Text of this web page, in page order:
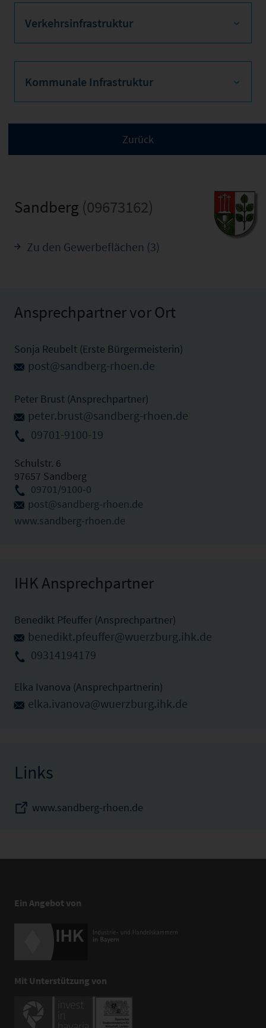
Verkehrsinfrastruktur
Kommunale Infrastruktur
Sandberg (09673162)
Zu den Gewerbeflächen (3)
Ansprechpartner vor Ort
Sonja Reubelt (Erste Bürgermeisterin)
post@sandberg-rhoen.de
Peter Brust (Ansprechpartner)
peter.brust@sandberg-rhoen.de
09701-9100-19
Schulstr. 6
97657 Sandberg
09701/9100-0
post@sandberg-rhoen.de
www.sandberg-rhoen.de
IHK Ansprechpartner
Benedikt Pfeuffer (Ansprechpartner)
benedikt.pfeuffer@wuerzburg.ihk.de
09314194179
Elka Ivanova (Ansprechpartnerin)
elka.ivanova@wuerzburg.ihk.de
Links
www.sandberg-rhoen.de
Ein Angebot von
Mit Unterstützung von